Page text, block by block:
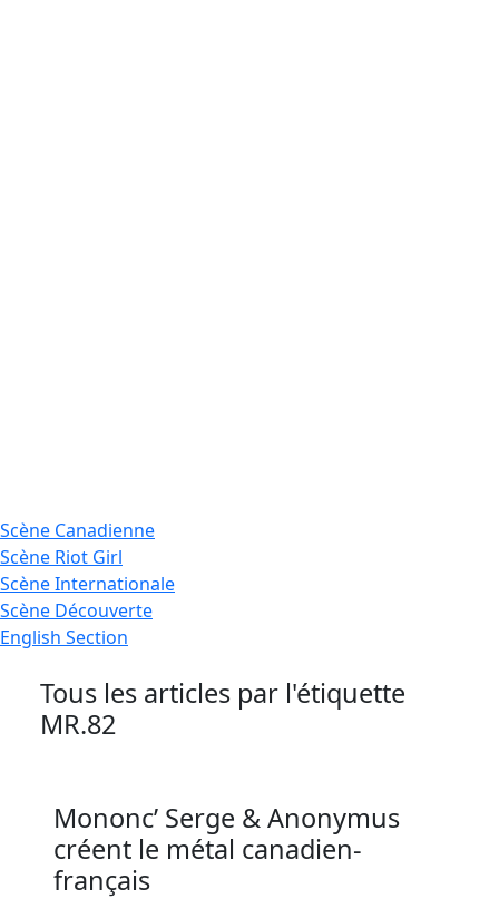
Scène Canadienne
Scène Riot Girl
ScèneInternationale
Scène Découverte
English Section
Tous les articles par l'étiquette
MR.82
Mononc’ Serge & Anonymus
créent le métal canadien-
français